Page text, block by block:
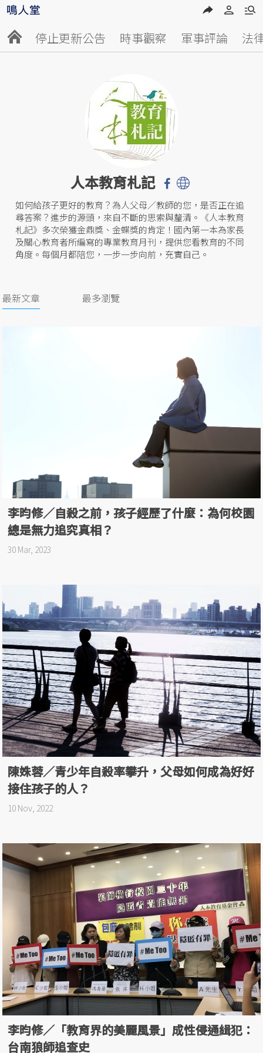
停止更新公告 時事觀察 軍事評論 法
人本教育札記
如何給孩子更好的教育？為人父母／教師的您，是否正在追
尋答案？進步的源頭，來自不斷的思索與釐清。《人本教育
札記》多次榮獲金鼎獎、金蝶獎的肯定！國內第一本為家長
及關心教育者所編寫的專業教育月刊，提供您看教育的不同
角度。每個月都陪您，一步一步向前，充實自己。
最新文章 最多瀏覽
李昀修／自殺之前，孩子經歷了什麼：為何校園
總是無力追究真相？
30 Mar, 2023
陳姝蓉／青少年自殺率攀升，父母如何成為好好
接住孩子的人？
10 Nov, 2022
李昀修／「教育界的美麗風景」成性侵通緝犯：
台南狼師追查史